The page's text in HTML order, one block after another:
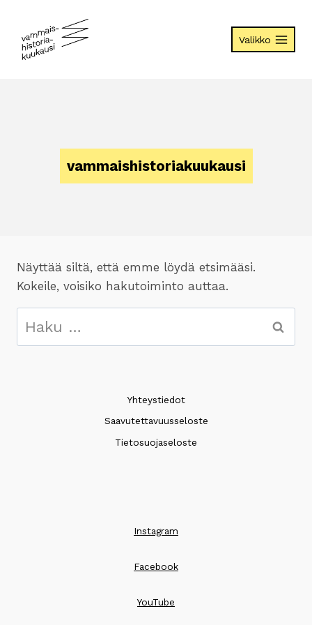
sisältöön
Valikko
vammaishistoriakuukausi
Näyttää siltä, että emme löydä etsimääsi.
Kokeile, voisiko hakutoiminto auttaa.
Yhteystiedot
Saavutettavuusseloste
Tietosuojaseloste
Instagram
Facebook
YouTube